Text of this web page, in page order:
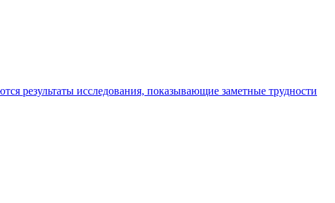
результаты исследования, показывающие заметные трудности